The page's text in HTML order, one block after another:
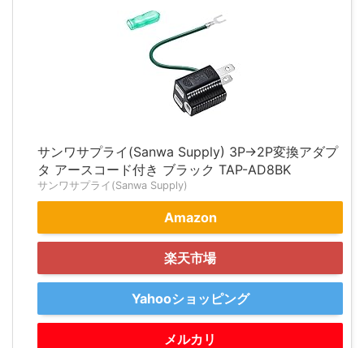
サンワサプライ(Sanwa Supply) 3P→2P変換アダプ
タ アースコード付き ブラック TAP-AD8BK
サンワサプライ(Sanwa Supply)
Amazon
楽天市場
Yahooショッピング
メルカリ